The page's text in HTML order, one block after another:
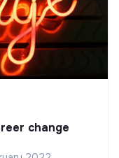
change